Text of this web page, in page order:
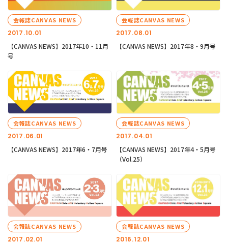
2017.10.01
会報誌CANVAS NEWS
【CANVAS NEWS】2017年10・11月
号
2017.08.01
会報誌CANVAS NEWS
【CANVAS NEWS】2017年8・9月号
2017.06.01
会報誌CANVAS NEWS
【CANVAS NEWS】2017年6・7月号
2017.04.01
会報誌CANVAS NEWS
【CANVAS NEWS】2017年4・5月号
（Vol.25）
2017.02.01
会報誌CANVAS NEWS
2016.12.01
会報誌CANVAS NEWS